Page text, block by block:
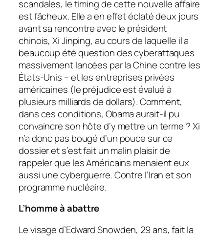
scandales, le timing de cette nouvelle affaire
est fâcheux. Elle a en effet éclaté deux jours
avant sa rencontre avec le président
chinois, Xi Jinping, au cours de laquelle il a
beaucoup été question des cyberattaques
massivement lancées par la Chine contre les
États-Unis – et les entreprises privées
américaines (le préjudice est évalué à
plusieurs milliards de dollars). Comment,
dans ces conditions, Obama aurait-il pu
convaincre son hôte d’y mettre un terme ? Xi
n’a donc pas bougé d’un pouce sur ce
dossier et s’est fait un malin plaisir de
rappeler que les Américains menaient eux
aussi une cyberguerre. Contre l’Iran et son
programme nucléaire.
L’homme à abattre
Le visage d’Edward Snowden, 29 ans, fait la